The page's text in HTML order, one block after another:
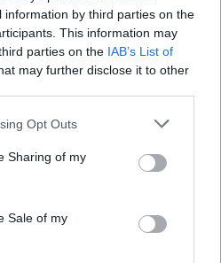
by third parties on the
This information may
parties on the IAB’s List of
may further disclose it to other
app uses one or more Google
behaviour. You may click to
and its third-party tags to
purposes in below Google
Opt Outs
Sharing of my
Sale of my
canale telegram di
nostre ultime news